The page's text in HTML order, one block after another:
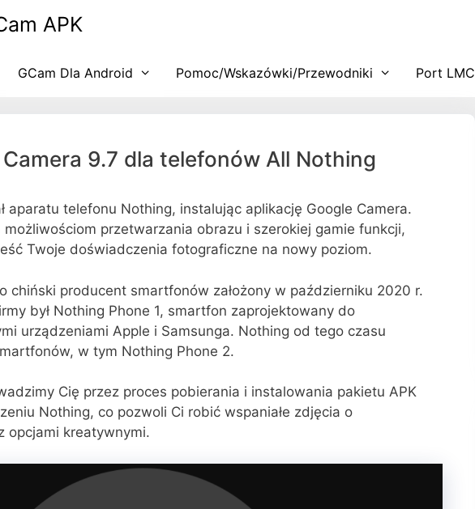
APK
GCam Dla Android Pomoc/Wskazówki/Przewodniki Port LMC
9.7 dla telefonów All Nothing
aparatu telefonu Nothing, instalując aplikację Google Camera.
przetwarzania obrazu i szerokiej gamie funkcji,
Twoje doświadczenia fotograficzne na nowy poziom.
chiński producent smartfonów założony w październiku 2020 r.
był Nothing Phone 1, smartfon zaprojektowany do
urządzeniami Apple i Samsunga. Nothing od tego czasu
w tym Nothing Phone 2.
Cię przez proces pobierania i instalowania pakietu APK
Nothing, co pozwoli Ci robić wspaniałe zdjęcia o
opcjami kreatywnymi.